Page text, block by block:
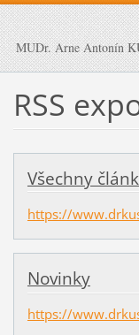
MUDr. Arne Antonín
RSS
Všechny
https://
Novinky
https://